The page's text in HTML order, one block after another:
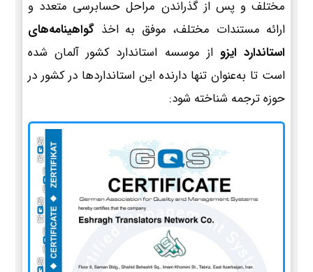
مختلف و پس از گذراندن مراحل حسابرسی متعدد و
ارائه مستندات مختلف، موفق به اخذ گواهینامه‌های
استاندارد ایزو از موسسه استاندارد کشور آلمان شده
است تا به‌عنوان تنها دارنده این استانداردها در کشور در
حوزه ترجمه شناخته شود: